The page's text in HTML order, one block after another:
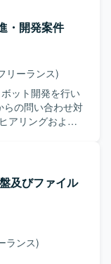
を主に担当し、
す。 【求め
効率化を工夫で
トプロセスや品
ュニケーション
ト管理ツール・
用による効率化
・開発案件
リーランス)
ット開発を行い
アリングおよび
用したロボット
及びファイル
ランス)